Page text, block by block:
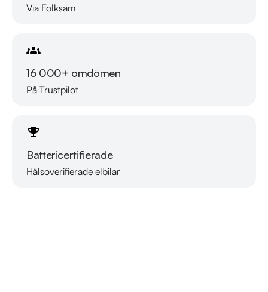
Via Folksam
16 000+ omdömen
På Trustpilot
Battericertifierade
Hälsoverifierade elbilar
Läs mer om oss